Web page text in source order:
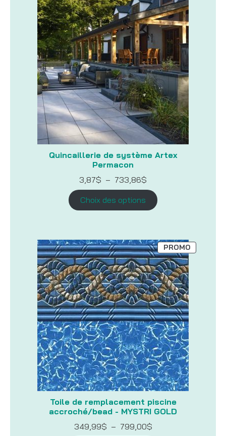
Quincaillerie de système Artex
Permacon
3,87$ – 733,86$
prix :
3,87$
à
Choix des options
Toile de remplacement piscine
accroché/bead - MYSTRI GOLD
PROMOPRODUIT
EN
349,99$ – 799,00$Plage